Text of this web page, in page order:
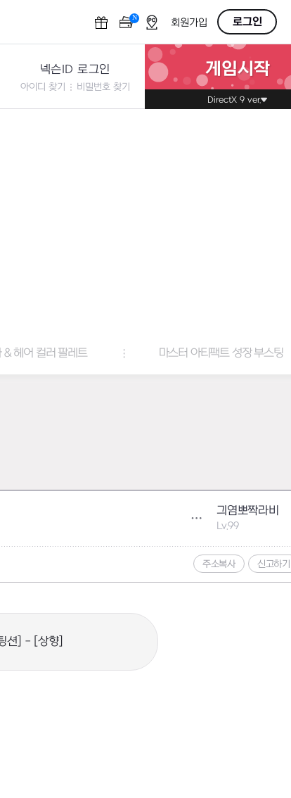
N OFF회원가입 로그인
넥슨ID 로그인
아이디 찾기 비밀번호 찾기
게임시작
DirectX 9 ver.
& 헤어 컬러 팔레트 마스터 아티팩트 성장 부스팅
긔염뽀짝라비
Lv.99
주소복사 신고하기
션] - [상향]